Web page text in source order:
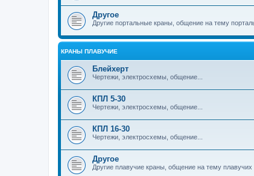
Другое
Другие портальные краны, общение на тему
КРАНЫ ПЛАВУЧИЕ
Блейхерт
Чертежи, электросхемы, общение...
КПЛ 5-30
Чертежи, электросхемы, общение...
КПЛ 16-30
Чертежи, электросхемы, общение...
Другое
Другие плавучие краны, общение на тему плавучих